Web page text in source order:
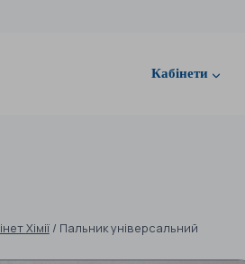
Кабінети
Хімії / Пальник універсальний